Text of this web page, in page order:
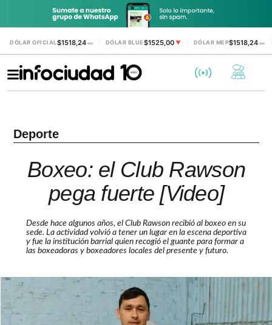
DÓLAR OFICIAL$1518,24 ▬ DÓLAR BLUE$1525,00 ▼ DÓLAR MEP$1518,24▬
Deporte
Boxeo: el Club Rawson
pega fuerte [Video]
Desde hace algunos años, el Club Rawson recibió al boxeo en su
sede. La actividad volvió a tener un lugar en la escena deportiva
y fue la institución barrial quien recogió el guante para formar a
las boxeadoras y boxeadores locales del presente y futuro.